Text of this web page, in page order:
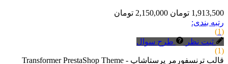
1,913,500 تومان
2,150,000 تومان
رتبه بندی:
(1)
ثبت نظر
طرح سوال
(1)
قالب ترنسفورمر پرستاشاپ - Transformer PrestaShop Theme